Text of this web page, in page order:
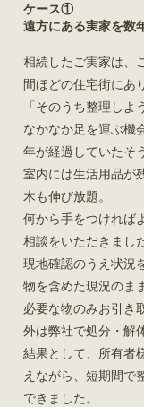
ケース①
遠方にある実家を数
相続したご実家は、
間ほどの住宅街にあ
「そのうち整理しよ
なかなか足を運ぶ機
年が経過していたそ
室内には生活用品が
木も伸び放題。
何から手をつければ
相談をいただきました
現地確認のうえ状況
物を含めた現況のま
必要な物のみお引き
外は弊社で処分・解
結果として、所有者
えながら、短期間で
できました。